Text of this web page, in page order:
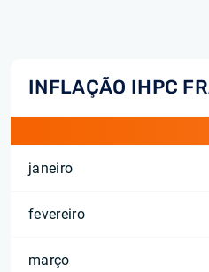
INFLAÇÃO IHPC
janeiro
fevereiro
março